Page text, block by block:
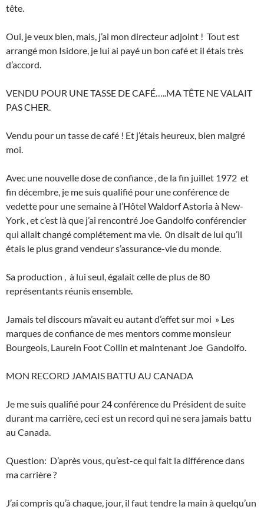
tête.
Oui, je veux bien, mais, j’ai mon directeur adjoint ! Tout est
arrangé mon Isidore, je lui ai payé un bon café et il étais très
d’accord.
VENDU POUR UNE TASSE DE CAFÉ…..MA TÊTE NE VALAIT
PAS CHER.
Vendu pour un tasse de café ! Et j’étais heureux, bien malgré
moi.
Avec une nouvelle dose de confiance , de la fin juillet 1972 et
fin décembre, je me suis qualifié pour une conférence de
vedette pour une semaine à l’Hôtel Waldorf Astoria à New-
York , et c’est là que j’ai rencontré Joe Gandolfo conférencier
qui allait changé complétement ma vie. 0n disait de lui qu’il
étais le plus grand vendeur s’assurance-vie du monde.
Sa production , à lui seul, égalait celle de plus de 80
représentants réunis ensemble.
Jamais tel discours m’avait eu autant d’effet sur moi » Les
marques de confiance de mes mentors comme monsieur
Bourgeois, Laurein Foot Collin et maintenant Joe Gandolfo.
MON RECORD JAMAIS BATTU AU CANADA
Je me suis qualifié pour 24 conférence du Président de suite
durant ma carrière, ceci est un record qui ne sera jamais battu
au Canada.
Question: D’après vous, qu’est-ce qui fait la différence dans
ma carrière ?
J’ai compris qu’à chaque, jour, il faut tendre la main à quelqu’un